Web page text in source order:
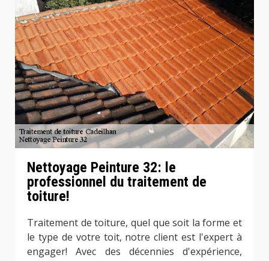
Nettoyage Peinture 32: le
professionnel du traitement de
toiture!
Traitement de toiture, quel que soit la forme et
le type de votre toit, notre client est l'expert à
engager! Avec des décennies d'expérience,